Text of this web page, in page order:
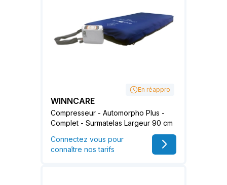
En réappro
WINNCARE
Compresseur - Automorpho Plus -
Complet - Surmatelas Largeur 90 cm
Connectez vous pour
connaître nos tarifs